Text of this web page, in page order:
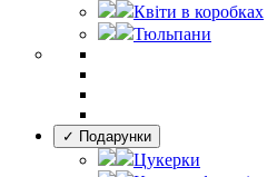
Квіти в коробках
Тюльпани
✓ Подарунки
Цукерки